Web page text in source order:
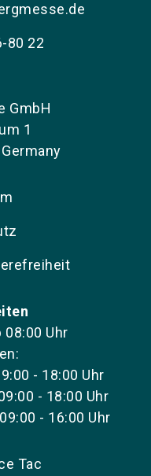
80 22
GmbH
1
08:00 Uhr
- 18:00 Uhr
- 18:00 Uhr
- 16:00 Uhr
Tac